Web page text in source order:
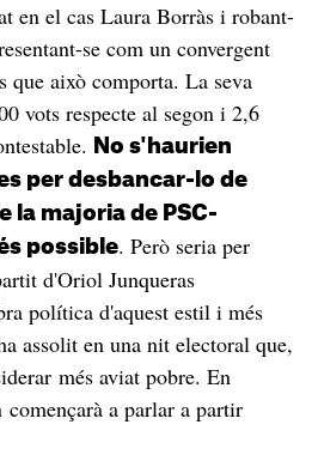
en el cas Laura Borràs i robant-
se com un convergent
que això comporta. La seva
vots respecte al segon i 2,6
No s'haurien
per desbancar-lo de
la majoria de PSC-
possible. Però seria per
d'Oriol Junqueras
política d'aquest estil i més
assolit en una nit electoral que,
més aviat pobre. En
començarà a parlar a partir